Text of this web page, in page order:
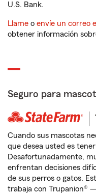
U.S. Bank.
Llame o envíe un correo
obtener información
Seguro para
Cuando sus mascotas
que desea usted es
Desafortunadamente,
enfrentan decisiones
de sus perros o gatos.
trabaja con Trupanion®